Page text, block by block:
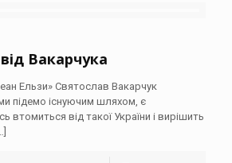
Вакарчука
Ельзи» Святослав Вакарчук
підемо існуючим шляхом, є
втомиться від такої України і вирішить